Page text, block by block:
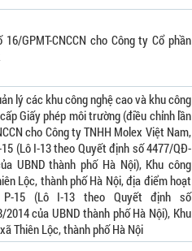
GPMT-CNCCN cho Công ty Cổ phần
lý các khu công nghệ cao và khu công
Giấy phép môi trường (điều chỉnh lần
cho Công ty TNHH Molex Việt Nam,
(Lô I-13 theo Quyết định số 4477/QĐ-
UBND thành phố Hà Nội), Khu công
Lộc, thành phố Hà Nội, địa điểm hoạt
15 (Lô I-13 theo Quyết định số
của UBND thành phố Hà Nội), Khu
Thiên Lộc, thành phố Hà Nội